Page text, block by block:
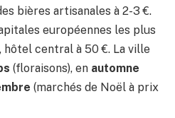
bières artisanales à 2-3 €.
européennes les plus
hôtel central à 50 €. La ville
(floraisons), en automne
(marchés de Noël à prix